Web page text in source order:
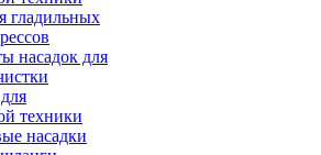
гладильных
насадок для
техники
насадки